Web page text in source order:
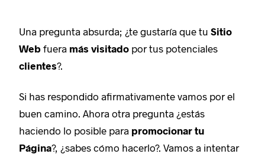
Una pregunta absurda; ¿te gustaría que tuSitio
Web fuera más visitado por tus potenciales
clientes?.
Si has respondido afirmativamente vamos por el
buen camino. Ahora otra pregunta ¿estás
haciendo lo posible para promocionar tu
Página?, ¿sabes cómo hacerlo?. Vamos a intentar